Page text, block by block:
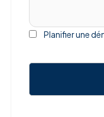
Planifier une